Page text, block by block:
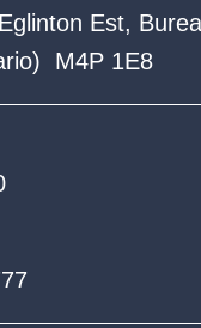
Est,
M4P 1E8